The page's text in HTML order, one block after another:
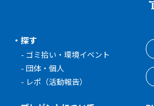
探す
ゴミ拾い・環境イベント
団体・個人
レポ（活動報告）